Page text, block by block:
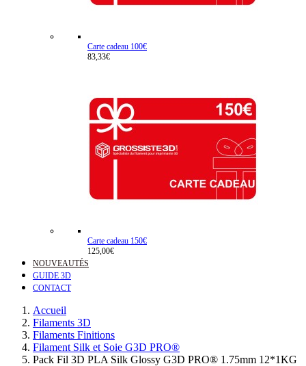
Carte cadeau 100€
83,33€
Carte cadeau 150€
125,00€
NOUVEAUTÉS
GUIDE 3D
CONTACT
Accueil
Filaments 3D
Filaments Finitions
Filament Silk et Soie G3D PRO®
Pack Fil 3D PLA Silk Glossy G3D PRO® 1.75mm 12*1KG